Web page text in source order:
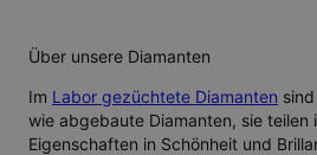
Über unsere Diamanten
Im Labor gezüchtete Diamanten
wie abgebaute Diamanten, sie teilen
Eigenschaften in Schönheit und